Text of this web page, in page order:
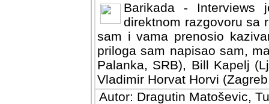
Barikada -
direktnom razgovoru sa
sam i vama prenosio
priloga sam napisao sam,
Palanka, SRB), Bill Kapelj
Vladimir Horvat Horvi
Autor: Dragutin Matoševic,